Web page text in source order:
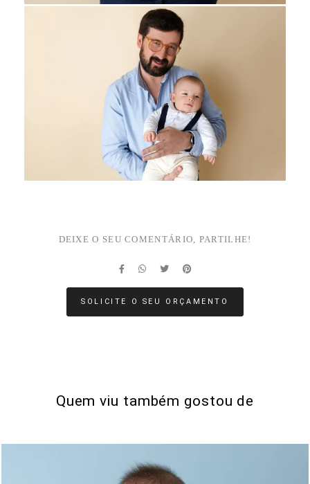
DEIXE O SEU COMENTÁRIO, PARTILHE!
SOLICITE O SEU ORÇAMENTO
Quem viu também gostou de